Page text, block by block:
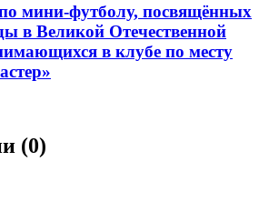
мини-футболу, посвящённых
в Великой Отечественной
в клубе по месту
(0)